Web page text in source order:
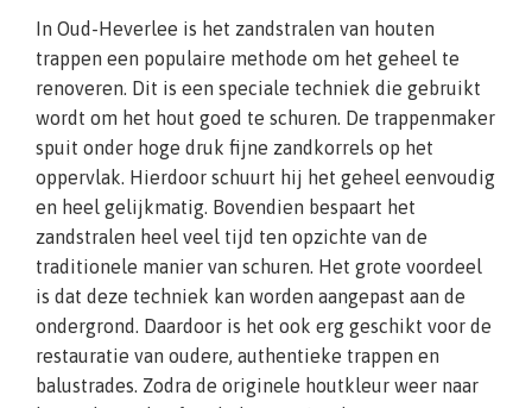
In Oud-Heverlee is het zandstralen van houten
trappen een populaire methode om het geheel te
renoveren. Dit is een speciale techniek die gebruikt
wordt om het hout goed te schuren. De trappenmaker
spuit onder hoge druk fijne zandkorrels op het
oppervlak. Hierdoor schuurt hij het geheel eenvoudig
en heel gelijkmatig. Bovendien bespaart het
zandstralen heel veel tijd ten opzichte van de
traditionele manier van schuren. Het grote voordeel
is dat deze techniek kan worden aangepast aan de
ondergrond. Daardoor is het ook erg geschikt voor de
restauratie van oudere, authentieke trappen en
balustrades. Zodra de originele houtkleur weer naar